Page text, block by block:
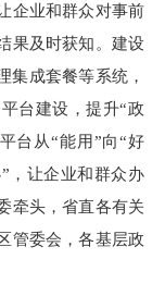
企业和群众对事前
果及时获知。建设
集成套餐等系统，
台建设，提升“政
台从“能用”向“好
，让企业和群众办
牵头，省直各有关
管委会，各基层政